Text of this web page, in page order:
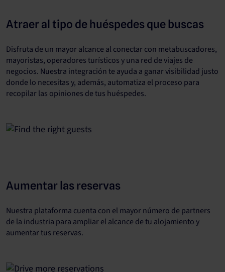
Atraer al tipo de huéspedes que buscas
Disfruta de un mayor alcance al conectar con metabuscadores,
mayoristas, operadores turísticos y una red de viajes de
negocios. Nuestra integración te ayuda a ganar visibilidad justo
donde lo necesitas y, además, automatiza el proceso para
recopilar las opiniones de tus huéspedes.
Aumentar las reservas
Nuestra plataforma cuenta con el mayor número de partners
de la industria para ampliar el alcance de tu alojamiento y
aumentar tus reservas.